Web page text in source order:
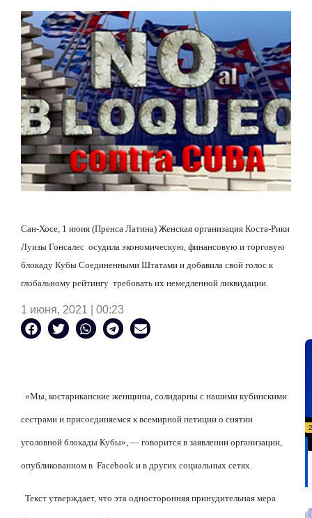
Сан-Хосе, 1 июня (Пренса Латина) Женская организация Коста-Рики
Луизы Гонсалес осудила экономическую, финансовую и торговую
блокаду Кубы Соединенными Штатами и добавила свой голос к
глобальному рейтингу требовать их немедленной ликвидации.
1 июня, 2021 | 00:23
«Мы, костариканские женщины, солидарны с нашими кубинскими
сестрами и присоединяемся к всемирной петиции о снятии
уголовной блокады Кубы», — говорится в заявлении организации,
опубликованном в Facebook и в других социальных сетях.
Текст утверждает, что эта односторонняя принудительная мера